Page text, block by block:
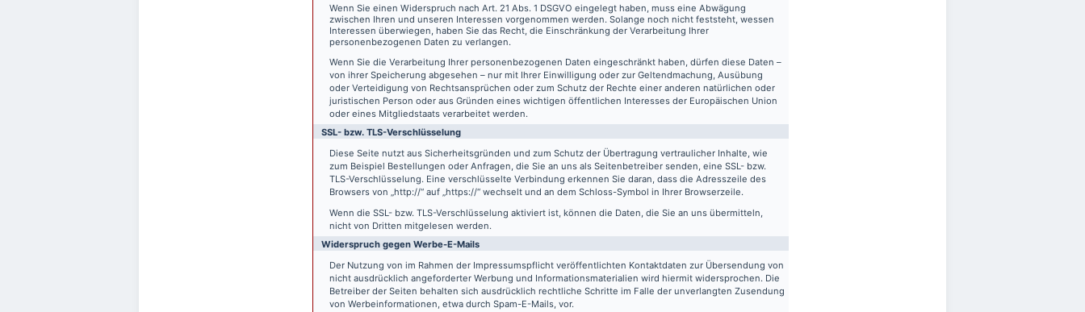
Wenn Sie einen Widerspruch nach Art. 21 Abs. 1 DSGVO eingelegt haben, muss eine Abwägung
zwischen Ihren und unseren Interessen vorgenommen werden. Solange noch nicht feststeht, wessen
Interessen überwiegen, haben Sie das Recht, die Einschränkung der Verarbeitung Ihrer
personenbezogenen Daten zu verlangen.
Wenn Sie die Verarbeitung Ihrer personenbezogenen Daten eingeschränkt haben, dürfen diese Daten –
von ihrer Speicherung abgesehen – nur mit Ihrer Einwilligung oder zur Geltendmachung, Ausübung
oder Verteidigung von Rechtsansprüchen oder zum Schutz der Rechte einer anderen natürlichen oder
juristischen Person oder aus Gründen eines wichtigen öffentlichen Interesses der Europäischen Union
oder eines Mitgliedstaats verarbeitet werden.
SSL- bzw. TLS-Verschlüsselung
Diese Seite nutzt aus Sicherheitsgründen und zum Schutz der Übertragung vertraulicher Inhalte, wie
zum Beispiel Bestellungen oder Anfragen, die Sie an uns als Seitenbetreiber senden, eine SSL- bzw.
TLS-Verschlüsselung. Eine verschlüsselte Verbindung erkennen Sie daran, dass die Adresszeile des
Browsers von „http://“ auf „https://“ wechselt und an dem Schloss-Symbol in Ihrer Browserzeile.
Wenn die SSL- bzw. TLS-Verschlüsselung aktiviert ist, können die Daten, die Sie an uns übermitteln,
nicht von Dritten mitgelesen werden.
Widerspruch gegen Werbe-E-Mails
Der Nutzung von im Rahmen der Impressumspflicht veröffentlichten Kontaktdaten zur Übersendung von
nicht ausdrücklich angeforderter Werbung und Informationsmaterialien wird hiermit widersprochen. Die
Betreiber der Seiten behalten sich ausdrücklich rechtliche Schritte im Falle der unverlangten Zusendung
von Werbeinformationen, etwa durch Spam-E-Mails, vor.